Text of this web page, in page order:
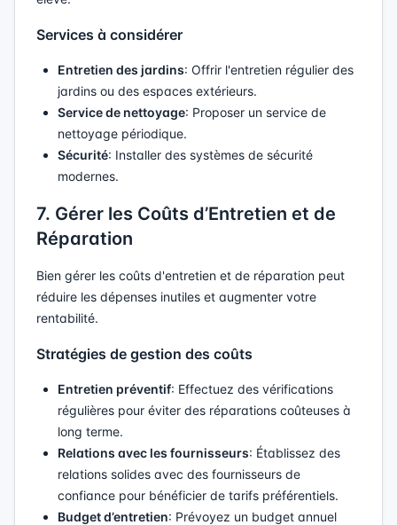
Services à considérer
Entretien des jardins: Offrir l'entretien régulier des
jardins ou des espaces extérieurs.
Service de nettoyage: Proposer un service de
nettoyage périodique.
Sécurité: Installer des systèmes de sécurité
modernes.
7. Gérer les Coûts d’Entretien et de
Réparation
Bien gérer les coûts d'entretien et de réparation peut
réduire les dépenses inutiles et augmenter votre
rentabilité.
Stratégies de gestion des coûts
Entretien préventif: Effectuez des vérifications
régulières pour éviter des réparations coûteuses à
long terme.
Relations avec les fournisseurs: Établissez des
relations solides avec des fournisseurs de
confiance pour bénéficier de tarifs préférentiels.
Budget d’entretien: Prévoyez un budget annuel